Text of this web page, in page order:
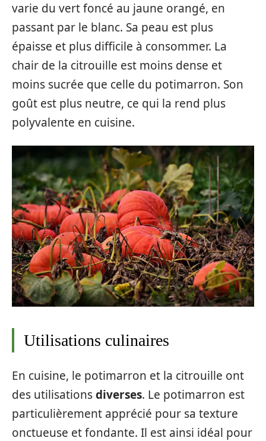
varie du vert foncé au jaune orangé, en
passant par le blanc. Sa peau est plus
épaisse et plus difficile à consommer. La
chair de la citrouille est moins dense et
moins sucrée que celle du potimarron. Son
goût est plus neutre, ce qui la rend plus
polyvalente en cuisine.
Utilisations culinaires
En cuisine, le potimarron et la citrouille ont
des utilisationsdiverses. Le potimarron est
particulièrement apprécié pour sa texture
onctueuse et fondante. Il est ainsi idéal pour